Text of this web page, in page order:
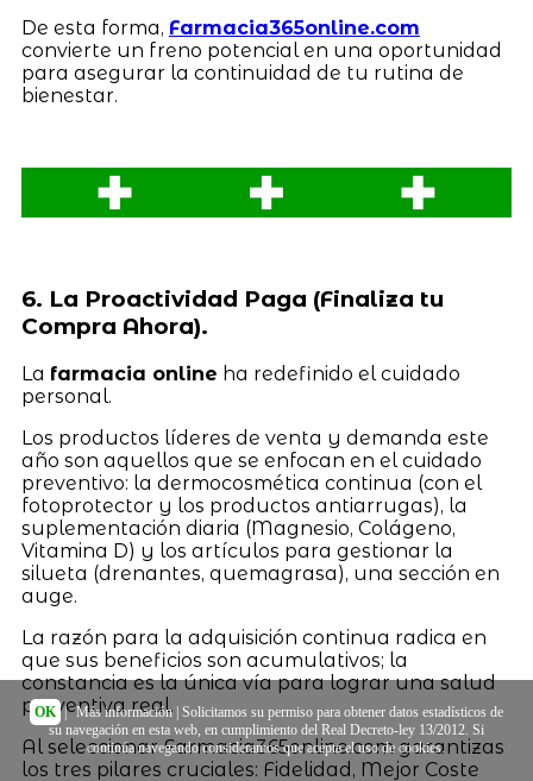
De esta forma, Farmacia365online.com
convierte un freno potencial en una oportunidad
para asegurar la continuidad de tu rutina de
bienestar.
6. La Proactividad Paga (Finaliza tu
Compra Ahora).
La farmacia online ha redefinido el cuidado
personal.
Los productos líderes de venta y demanda este
año son aquellos que se enfocan en el cuidado
preventivo: la dermocosmética continua (con el
fotoprotector y los productos antiarrugas), la
suplementación diaria (Magnesio, Colágeno,
Vitamina D) y los artículos para gestionar la
silueta (drenantes, quemagrasa), una sección en
auge.
La razón para la adquisición continua radica en
que sus beneficios son acumulativos; la
constancia es la única vía para lograr una salud
preventiva real.
Al seleccionar Farmacia365online.com garantizas
los tres pilares cruciales: Fidelidad, Mejor Coste
OK | Más información| Solicitamos su permiso para obtener datos estadísticos de
su navegación en esta web, en cumplimiento del Real Decreto-ley 13/2012. Si
continúa navegando consideramos que acepta el uso de cookies.